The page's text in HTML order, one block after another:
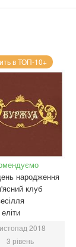
в ТОП-10+
народження
клуб
2018
3 рівень